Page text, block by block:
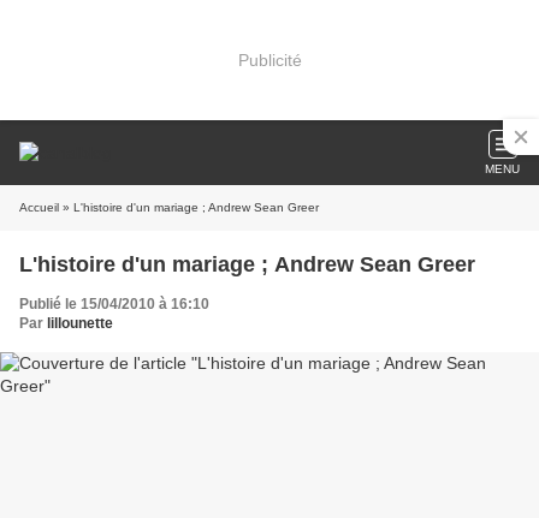
Publicité
MENU
Accueil » L'histoire d'un mariage ; Andrew Sean Greer
L'histoire d'un mariage ; Andrew Sean Greer
Publié le 15/04/2010 à 16:10
Par lillounette